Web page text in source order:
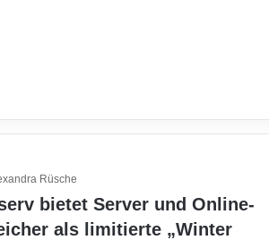
Rüsche
bietet Server und Online-
als limitierte „Winter